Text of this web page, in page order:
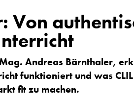
Von
Andreas Bärnthaler,
funktioniert und was
fit zu machen.